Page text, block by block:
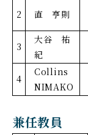
2
直 亨則
3
大谷 祐
紀
4
Collins
NIMAKO
兼任教員